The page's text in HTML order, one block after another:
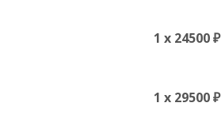
1 x 24500 ₽
1 x 29500 ₽